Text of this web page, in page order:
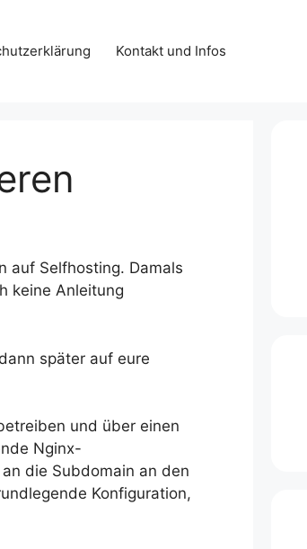
Kontakt und Infos
auf Selfhosting. Damals
keine Anleitung
später auf eure
und über einen
Nginx-
die Subdomain an den
Konfiguration,